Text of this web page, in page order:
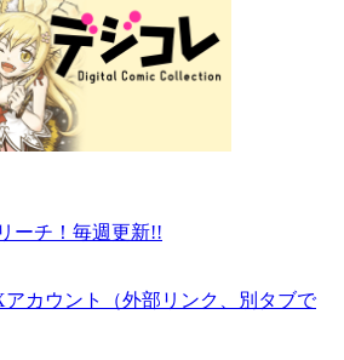
ーチ！毎週更新!!
カウント
（外部リンク、別タブで